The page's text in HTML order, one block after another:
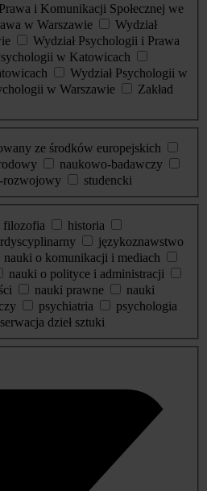
i Komunikacji Społecznej we
w Warszawie
Wydział
Wydział Psychologii i Prawa
w Katowicach
Wydział Psychologii w
w Warszawie
Zakład
ze środków europejskich
naukowo-badawczy
rozwojowy
studencki
filozofia
historia
językoznawstwo
nauki o komunikacji i mediach
nauki o polityce i administracji
nauki prawne
nauki
psychiatria
psychologia
dzieł sztuki